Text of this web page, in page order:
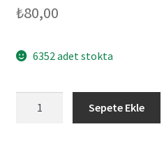
₺80,00
6352 adet stokta
Sepete Ekle